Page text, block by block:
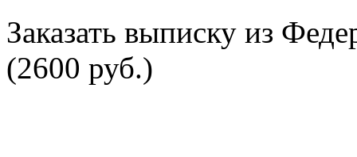
Заказать выписку из
(2600 руб.)